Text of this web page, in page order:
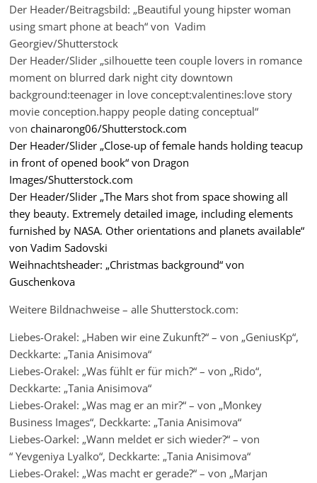
Der Header/Beitragsbild: „Beautiful young hipster woman
using smart phone at beach“ von Vadim
Georgiev/Shutterstock
Der Header/Slider „silhouette teen couple lovers in romance
moment on blurred dark night city downtown
background:teenager in love concept:valentines:love story
movie conception.happy people dating conceptual“
vonchainarong06/Shutterstock.com
Der Header/Slider „Close-up of female hands holding teacup
in front of opened book“ von Dragon
Images/Shutterstock.com
Der Header/Slider „The Mars shot from space showing all
they beauty. Extremely detailed image, including elements
furnished by NASA. Other orientations and planets available“
von Vadim Sadovski
Weihnachtsheader: „Christmas background“ von
Guschenkova
Weitere Bildnachweise – alle Shutterstock.com:
Liebes-Orakel: „Haben wir eine Zukunft?“ – von „GeniusKp“,
Deckkarte: „Tania Anisimova“
Liebes-Orakel: „Was fühlt er für mich?“ – von „Rido“,
Deckkarte: „Tania Anisimova“
Liebes-Orakel: „Was mag er an mir?“ – von „Monkey
Business Images“, Deckkarte: „Tania Anisimova“
Liebes-Oarkel: „Wann meldet er sich wieder?“ – von
“ Yevgeniya Lyalko“, Deckkarte: „Tania Anisimova“
Liebes-Orakel: „Was macht er gerade?“ – von „Marjan